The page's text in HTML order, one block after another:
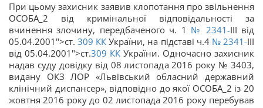
При цьому захисник заявив клопотання про звільнення
ОСОБА_2 від кримінальної відповідальності за
вчинення злочину, передбаченого ч. 1 № 2341-III від
05.04.2001">ст. 309 КК України, на підставі ч.4 № 2341-III
від 05.04.2001">ст.309 КК України. Одночасно захисник
надав суду довідку від 08 листопада 2016 року № 3403,
видану ОКЗ ЛОР «Львівський обласний державний
клінічний диспансер», відповідно до якої ОСОБА_2 із 20
жовтня 2016 року до 02 листопада 2016 року перебував